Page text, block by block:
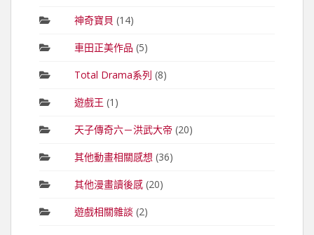
神奇寶貝 (14)
車田正美作品 (5)
Total Drama系列 (8)
遊戲王 (1)
天子傳奇六－洪武大帝 (20)
其他動畫相關感想 (36)
其他漫畫讀後感(20)
遊戲相關雜談 (2)